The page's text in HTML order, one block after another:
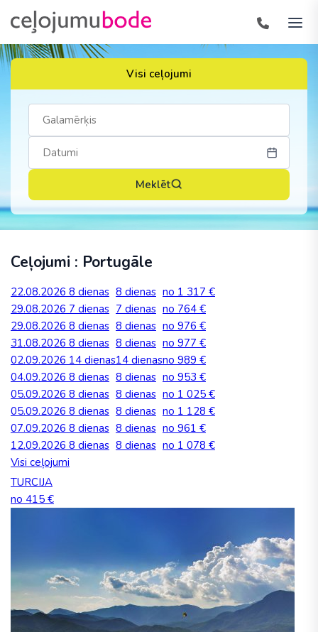
Visi ceļojumi
Meklēt
Ceļojumi : Portugāle
22.08.2026 8 dienas 8 dienas no 1 317 €
29.08.2026 7 dienas 7 dienas no 764 €
29.08.2026 8 dienas 8 dienas no 976 €
31.08.2026 8 dienas 8 dienas no 977 €
02.09.2026 14 dienas14 dienasno 989 €
04.09.2026 8 dienas 8 dienas no 953 €
05.09.2026 8 dienas 8 dienas no 1 025 €
05.09.2026 8 dienas 8 dienas no 1 128 €
07.09.2026 8 dienas 8 dienas no 961 €
12.09.2026 8 dienas 8 dienas no 1 078 €
Visi ceļojumi
TURCIJA
no 415 €